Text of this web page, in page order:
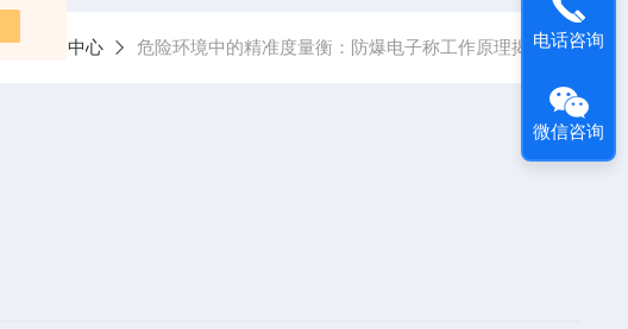
新闻中心 危险环境中的精准度量衡：防爆电子称工作原理揭秘电话咨询
微信咨询